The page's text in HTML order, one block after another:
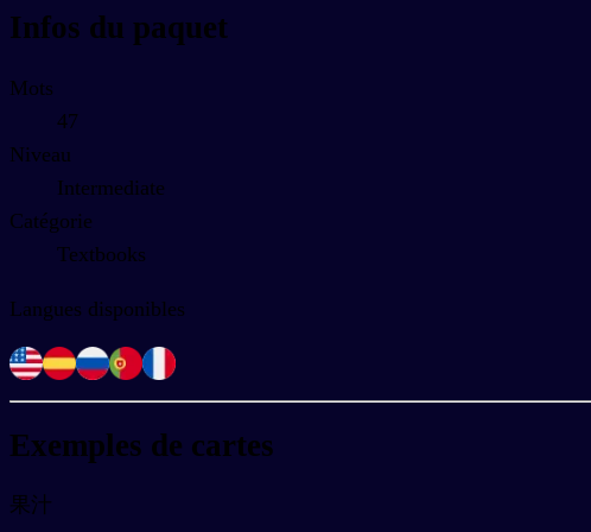
Infos du paquet
Mots
47
Niveau
Intermediate
Catégorie
Textbooks
Langues disponibles
Exemples de cartes
果汁